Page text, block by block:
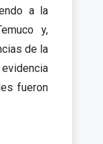
a la
y,
de la
fueron